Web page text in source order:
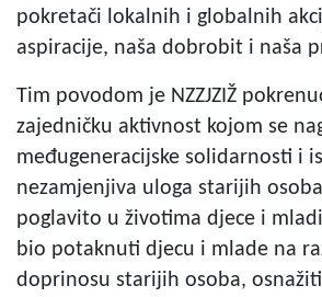
pokretači lokalnih i globalnih
aspiracije, naša dobrobit i naša
Tim povodom je NZZJZIŽ
zajedničku aktivnost kojom se
međugeneracijske solidarnosti i
nezamjenjiva uloga starijih
poglavito u životima djece i
bio potaknuti djecu i mlade na
doprinosu starijih osoba,